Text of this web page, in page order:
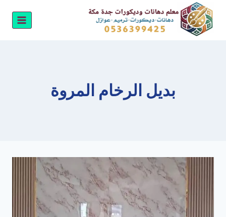
التجاوز
المحتوى
بديل الرخام المروة